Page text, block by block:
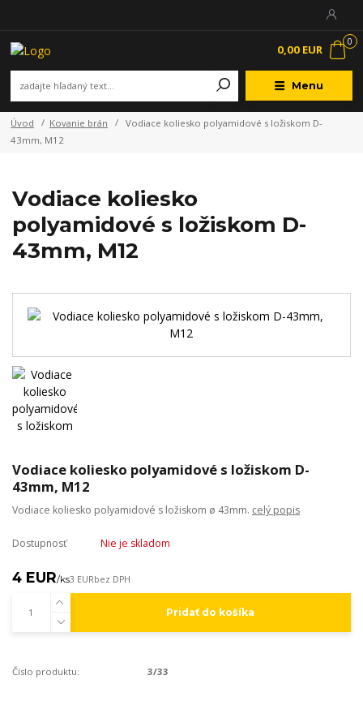
Menu
0
0,00 EUR
Úvod Kovanie brán
Vodiace koliesko polyamidové s ložiskom D-
43mm, M12
Vodiace koliesko
polyamidové s ložiskom D-
43mm, M12
Vodiace koliesko polyamidové s ložiskom D-
43mm, M12
Vodiace koliesko polyamidové s ložiskom ø 43mm. celý popis
Dostupnosť Nie je skladom
4 EUR/ks3 EURbez DPH
Pridať do košíka
Číslo produktu: 3/33